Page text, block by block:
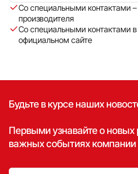
Со специальными контактами
производителя
Со специальными контактами в
официальном сайте
Будьте в курсе наших
Первыми узнавайте о
важных событиях компании